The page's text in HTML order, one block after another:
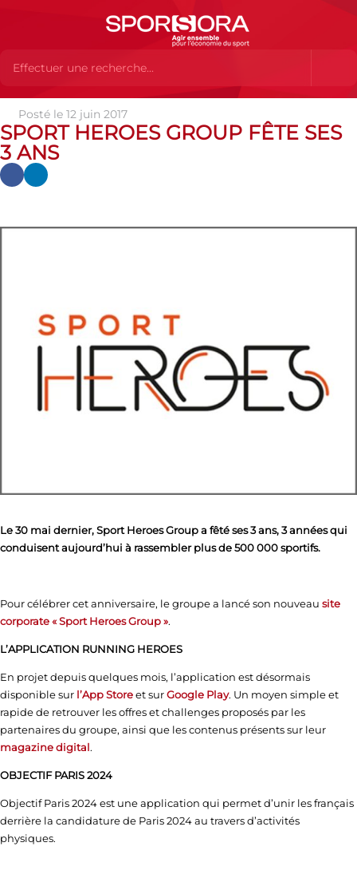
Actualités Actualités
Heroes Group fête ses 3 ans
Posté le 12 juin 2017
SPORT HEROES GROUP FÊTE SES
3 ANS
Le 30 mai dernier, Sport Heroes Group a fêté ses 3 ans, 3 années qui
conduisent aujourd’hui à rassembler plus de 500 000 sportifs.
Pour célébrer cet anniversaire, le groupe a lancé son nouveau site
corporate « Sport Heroes Group ».
L’APPLICATION RUNNING HEROES
En projet depuis quelques mois, l’application est désormais
disponible sur l’App Storeet surGoogle Play. Un moyen simple et
rapide de retrouver les offres et challenges proposés par les
partenaires du groupe, ainsi que les contenus présents sur leur
magazine digital.
OBJECTIF PARIS 2024
Objectif Paris 2024 est une application qui permet d’unir les français
derrière la candidature de Paris 2024 au travers d’activités
physiques.